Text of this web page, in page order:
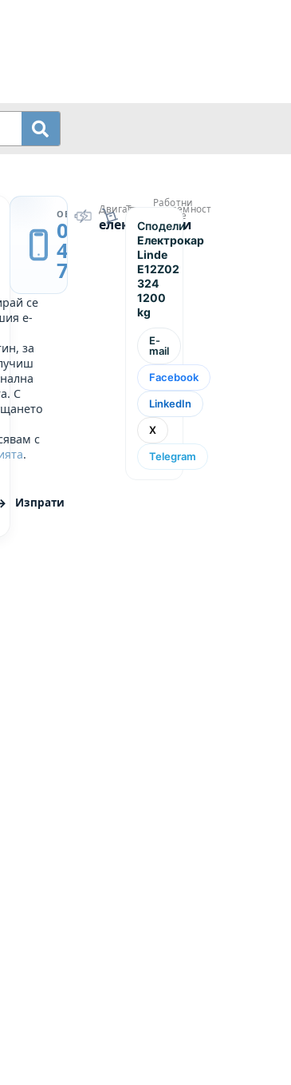
се
e-
за
С
с
.
Изпрати
ОБАДИ СЕ
0889
439
749
Двигател
електрически
Товароподемност
1200
Работни
часове
8776
Сподели
Електрокар
Linde
E12Z02
324
1200
kg
E-
mail
Facebook
LinkedIn
X
Telegram